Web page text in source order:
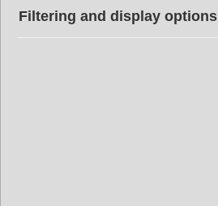
Filtering and display options